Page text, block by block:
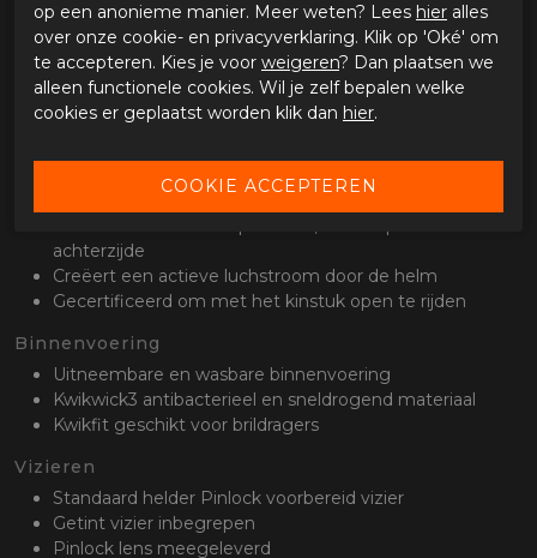
Helmschaal
Lichtgewicht TCT Ultra fiber helmschaal
2 schaalmaten (XS-L, XL/XXL)
Gewicht ca. 1500 gr (+/- 50 gr)
P en J homologatie
achterzijde
Creëert een actieve luchstroom door de helm
Gecertificeerd om met het kinstuk open te rijden
Binnenvoering
Uitneembare en wasbare binnenvoering
Kwikwick3 antibacterieel en sneldrogend materiaal
Kwikfit geschikt voor brildragers
Vizieren
Standaard helder Pinlock voorbereid vizier
Getint vizier inbegrepen
Pinlock lens meegeleverd
op een anonieme manier. Meer weten? Lees hier alles
over onze cookie- en privacyverklaring. Klik op 'Oké' om
te accepteren. Kies je voor weigeren? Dan plaatsen we
alleen functionele cookies. Wil je zelf bepalen welke
cookies er geplaatst worden klik dan hier.